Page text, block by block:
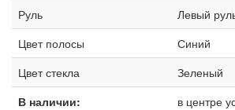
Руль
Левый
Цвет полосы
Синий
Цвет стекла
Зеленый
В наличии:
в центре